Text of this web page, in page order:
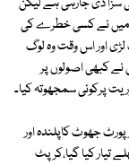
میں نے کسی خطرے کی
اور اس وقت وہ لوگ
نے کبھی اصولوں پر
پرکوئی سمجھوتہ کیا۔
جھوٹ کاپلندہ اور
عرصہ پہلے تیار کیا گیا،کرپٹ